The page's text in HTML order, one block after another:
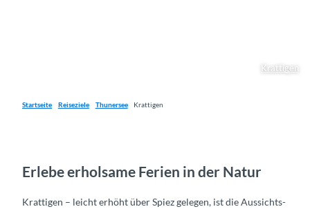
Krattigen
Startseite Reiseziele Thunersee Krattigen
Erlebe erholsame Ferien in der Natur
Krattigen – leicht erhöht über Spiez gelegen, ist die Aussichts-